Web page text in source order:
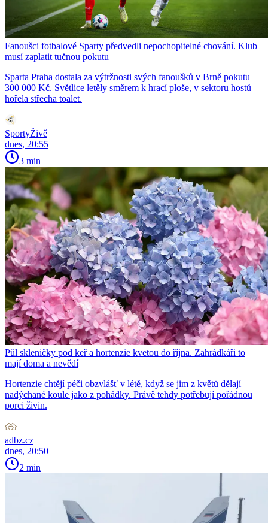
Fanoušci fotbalové Sparty předvedli nepochopitelné chování. Klub
musí zaplatit tučnou pokutu
Sparta Praha dostala za výtržnosti svých fanoušků v Brně pokutu
300 000 Kč. Světlice letěly směrem k hrací ploše, v sektoru hostů
hořela střecha toalet.
SportyŽivě
dnes, 20:55
3 min
Půl skleničky pod keř a hortenzie kvetou do října. Zahrádkáři to
mají doma a nevědí
Hortenzie chtějí péči obzvlášť v létě, když se jim z květů dělají
nadýchané koule jako z pohádky. Právě tehdy potřebují pořádnou
porci živin.
adbz.cz
dnes, 20:50
2 min